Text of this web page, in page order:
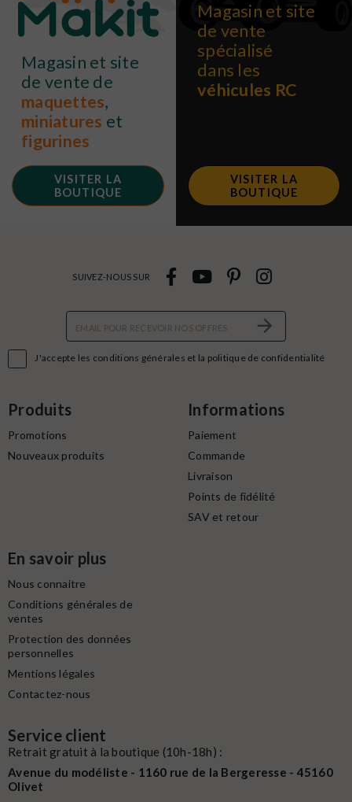
Magasin et site
de vente de
maquettes,
miniatures et
figurines
VISITER LA
BOUTIQUE
Magasin et site
de vente
spécialisé
dans les
véhicules RC
VISITER LA
BOUTIQUE
J'accepte les conditions générales et la politique de confidentialité
SUIVEZ-NOUS SUR
Produits
Promotions
Nouveaux produits
Informations
Paiement
Commande
Livraison
Points de fidélité
SAV et retour
En savoir plus
Nous connaitre
Conditions générales de
ventes
Protection des données
personnelles
Mentions légales
Contactez-nous
Service client
Retrait gratuit à la boutique (10h-18h) :
Avenue du modéliste - 1160 rue de la Bergeresse - 45160
Olivet